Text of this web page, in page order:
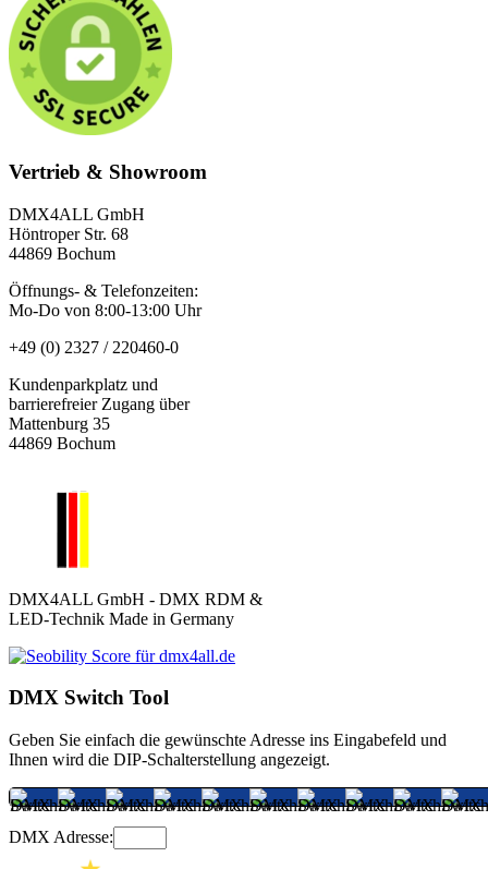
Vertrieb & Showroom
DMX4ALL GmbH
Höntroper Str. 68
44869 Bochum
Öffnungs- & Telefonzeiten:
Mo-Do von 8:00-13:00 Uhr
+49 (0) 2327 / 220460-0
Kundenparkplatz und
barrierefreier Zugang über
Mattenburg 35
44869 Bochum
DMX4ALL GmbH - DMX RDM &
LED-Technik Made in Germany
DMX Switch Tool
Geben Sie einfach die gewünschte Adresse ins Eingabefeld und
Ihnen wird die DIP-Schalterstellung angezeigt.
DMX Adresse: